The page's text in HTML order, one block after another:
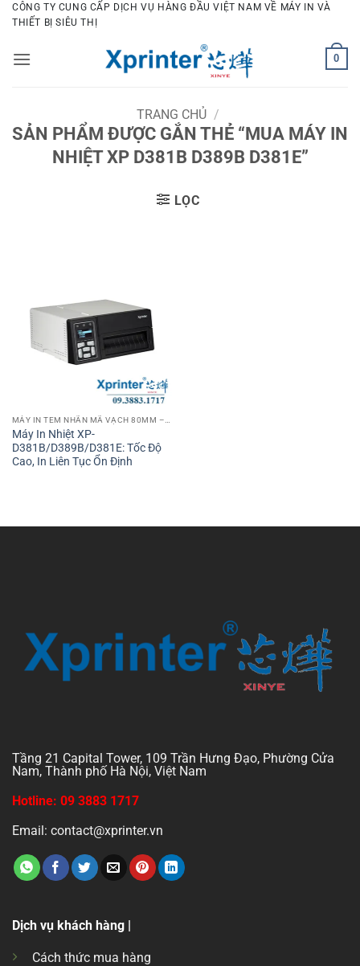
Bỏ
qua
dung
CÔNG TY CUNG CẤP DỊCH VỤ HÀNG ĐẦU VIỆT NAM VỀ MÁY IN VÀ
THIẾT BỊ SIÊU THỊ
0
TRANG CHỦ /
SẢN PHẨM ĐƯỢC GẮN THẺ “MUA MÁY IN
NHIỆT XP D381B D389B D381E”
LỌC
Máy In Nhiệt XP-
D381B/D389B/D381E: Tốc Độ
Cao, In Liên Tục Ổn Định
Tầng 21 Capital Tower, 109 Trần Hưng Đạo, Phường Cửa
Nam, Thành phố Hà Nội, Việt Nam
Hotline: 09 3883 1717
Email: contact@xprinter.vn
Dịch vụ khách hàng |
Cách thức mua hàng